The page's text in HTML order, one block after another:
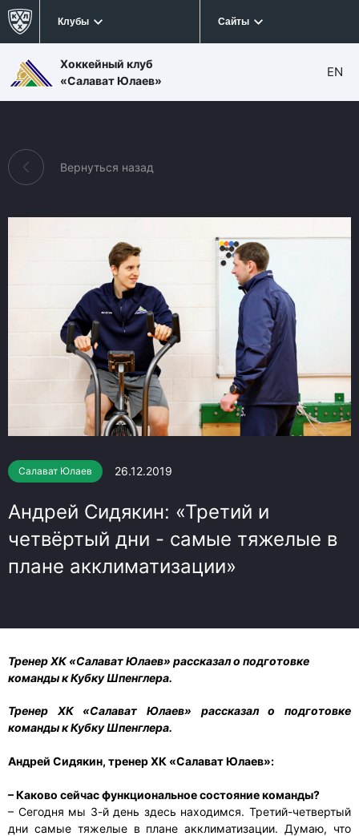
Клубы Сайты
Хоккейный клуб
«Салават Юлаев»
EN
Вернуться назад
Салават Юлаев 26.12.2019
Андрей Сидякин: «Третий и
четвёртый дни - самые тяжелые в
плане акклиматизации»
Тренер ХК «Салават Юлаев» рассказал о подготовке
команды к Кубку Шпенглера.
Тренер ХК «Салават Юлаев» рассказал о подготовке
команды к Кубку Шпенглера.
Андрей Сидякин, тренер ХК «Салават Юлаев»:
– Каково сейчас функциональное состояние команды?
– Сегодня мы 3-й день здесь находимся. Третий-четвертый
дни самые тяжелые в плане акклиматизации. Думаю, что